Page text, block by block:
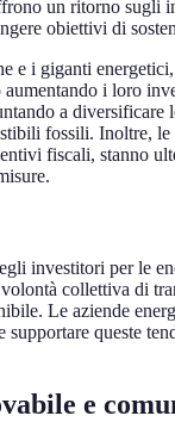
un ritorno sugli
obiettivi di
e i giganti
aumentando i loro
a diversificare
fossili. Inoltre,
fiscali, stanno
investitori per le
collettiva di
Le aziende
supportare queste
e